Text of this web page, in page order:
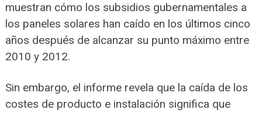
muestran cómo los subsidios gubernamentales a
los paneles solares han caído en los últimos cinco
años después de alcanzar su punto máximo entre
2010 y 2012.
Sin embargo, el informe revela que la caída de los
costes de producto e instalación significa que